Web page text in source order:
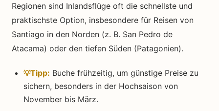
Regionen sind Inlandsflüge oft die schnellste und
praktischste Option, insbesondere für Reisen von
Santiago in den Norden (z. B. San Pedro de
Atacama) oder den tiefen Süden (Patagonien).
Tipp: Buche frühzeitig, um günstige Preise zu
sichern, besonders in der Hochsaison von
November bis März.